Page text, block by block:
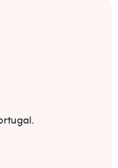
.